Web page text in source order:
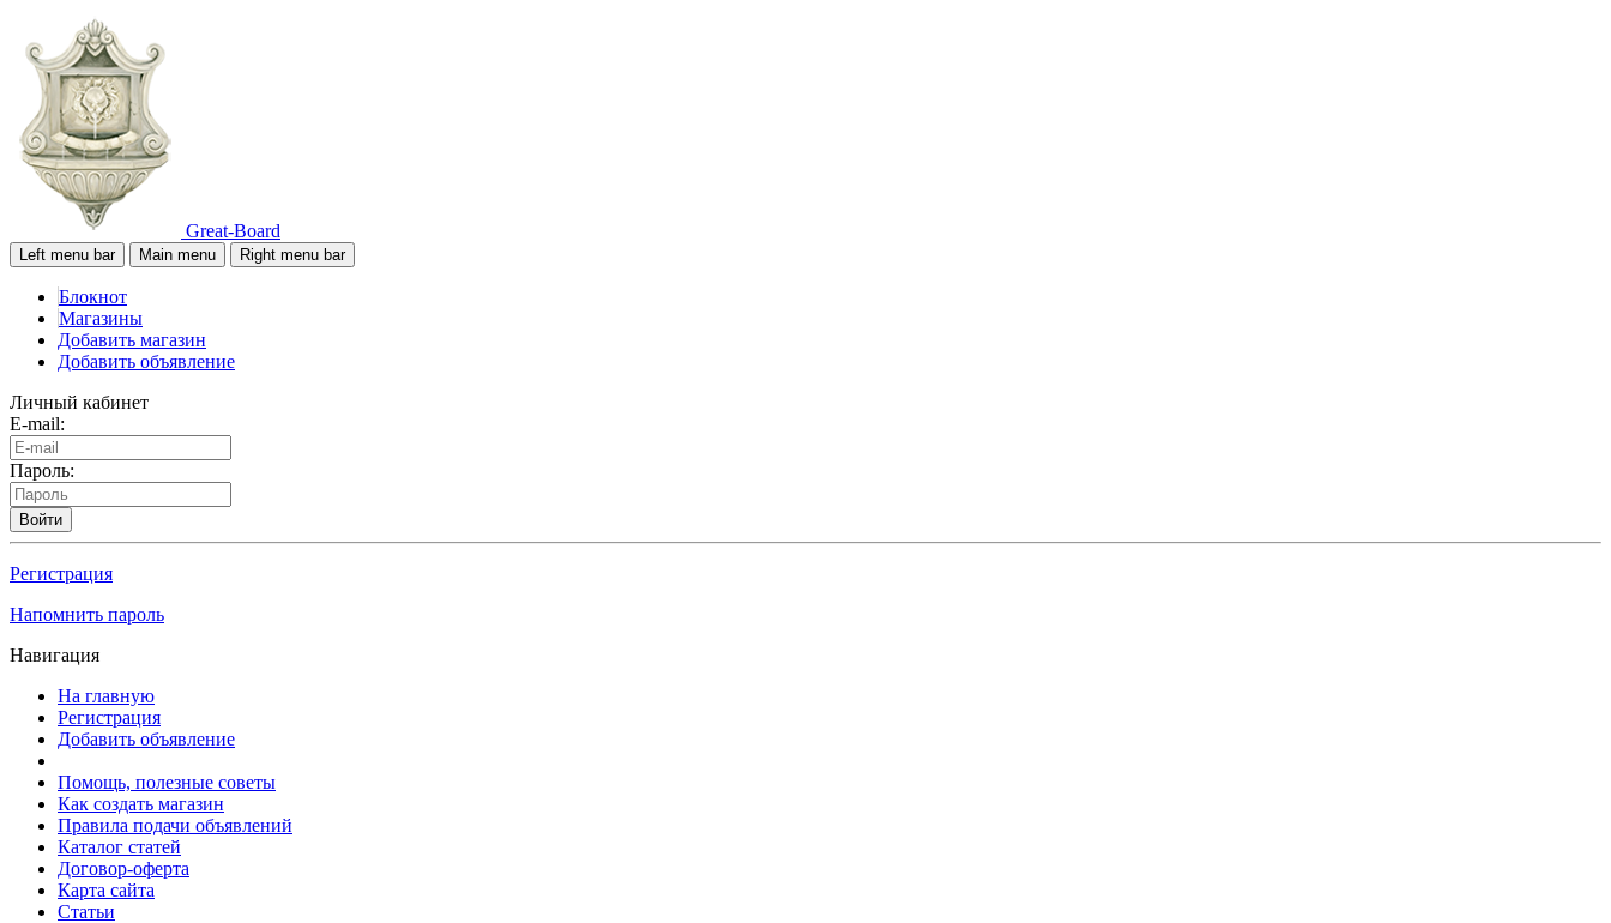
Great-Board
Left menu bar Main menu Right menu bar
Блокнот
Магазины
Добавить магазин
Добавить объявление
Личный кабинет
E-mail:
Пароль:
Войти
Регистрация
Напомнить пароль
Навигация
На главную
Регистрация
Добавить объявление
Помощь, полезные советы
Как создать магазин
Правила подачи объявлений
Каталог статей
Договор-оферта
Карта сайта
Статьи